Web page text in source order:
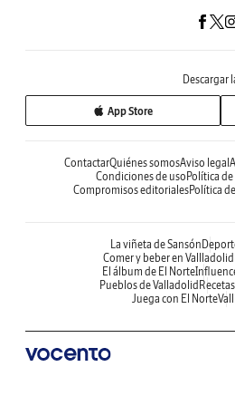
Descargar
App Store
ContactarQuiénes somosAviso legal
Condiciones de uso Política
Compromisos editorialesPolítica
La viñeta de Sansón
Comer y beber en Vallladolid
El álbum de El Norte
Pueblos de Valladolid
Juega con El Norte